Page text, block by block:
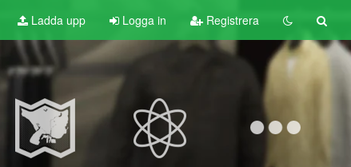
Ladda upp Logga in Registrera